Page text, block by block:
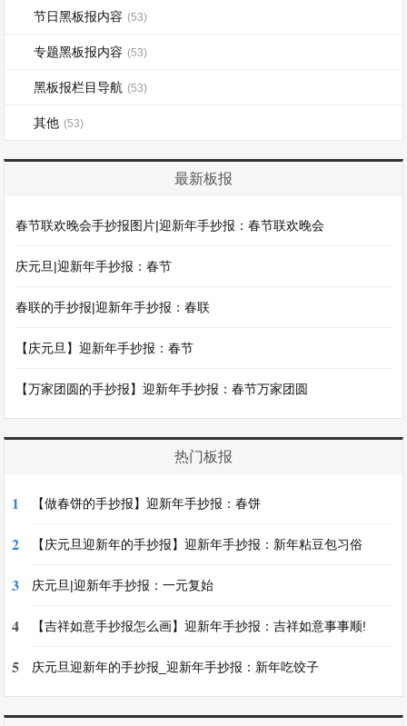
节日黑板报内容 (53)
专题黑板报内容 (53)
黑板报栏目导航 (53)
其他 (53)
最新板报
春节联欢晚会手抄报图片|迎新年手抄报：春节联欢晚会
庆元旦|迎新年手抄报：春节
春联的手抄报|迎新年手抄报：春联
【庆元旦】迎新年手抄报：春节
【万家团圆的手抄报】迎新年手抄报：春节万家团圆
热门板报
1 【做春饼的手抄报】迎新年手抄报：春饼
2 【庆元旦迎新年的手抄报】迎新年手抄报：新年粘豆包习俗
3 庆元旦|迎新年手抄报：一元复始
4 【吉祥如意手抄报怎么画】迎新年手抄报：吉祥如意事事顺!
5 庆元旦迎新年的手抄报_迎新年手抄报：新年吃饺子